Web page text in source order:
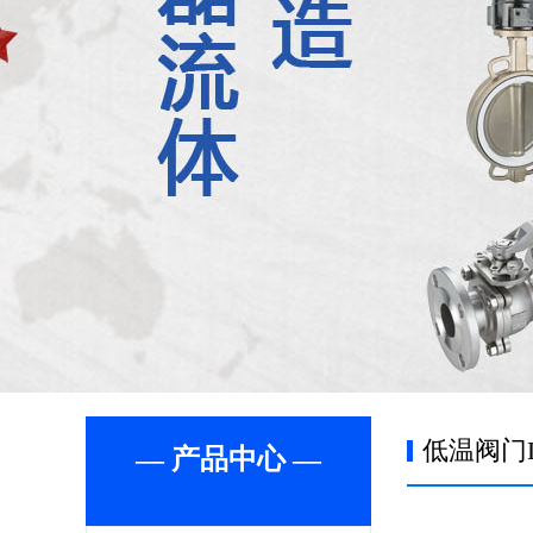
— 产品中心 — 低温阀